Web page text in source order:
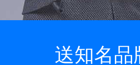
免费更新升级